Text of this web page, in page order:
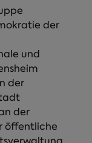
der
und
der
der
öffentliche